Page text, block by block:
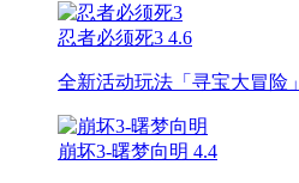
忍者必须死3 4.6
全新活动玩法「寻宝大冒险」
崩坏3-曙梦向明 4.4